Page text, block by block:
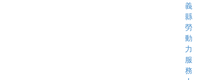
義
縣
勞
動
力
服
務